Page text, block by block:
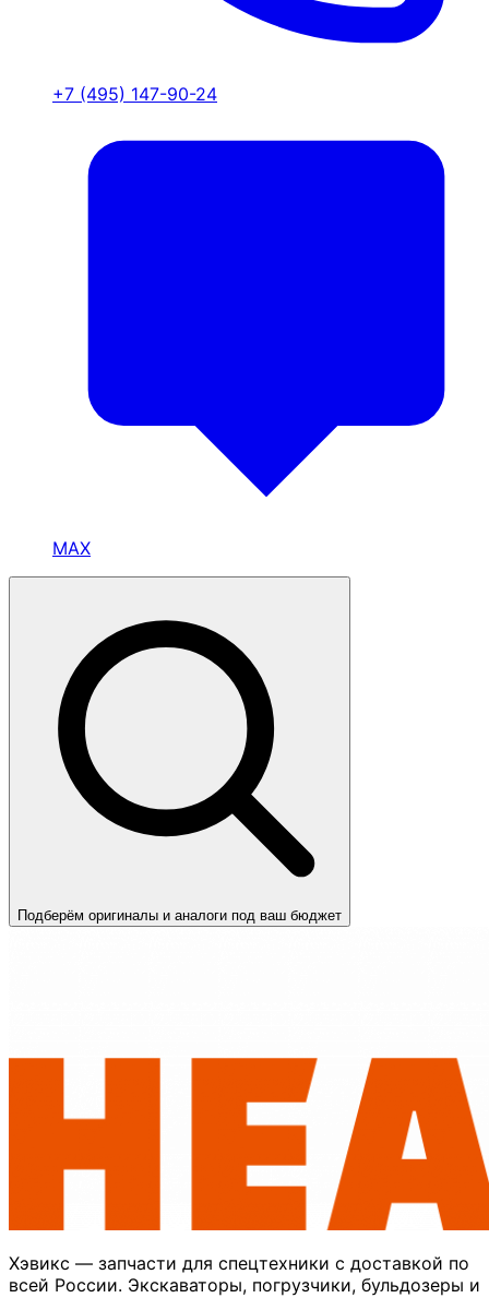
+7 (495) 147-90-24
MAX
Подберём оригиналы и аналоги под ваш бюджет
Хэвикс — запчасти для спецтехники с доставкой по
всей России. Экскаваторы, погрузчики, бульдозеры и